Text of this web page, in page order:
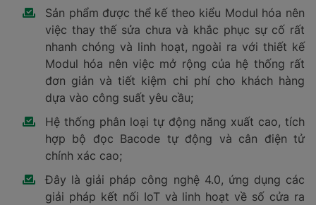
Sản phẩm được thể kế theo kiểu Modul hóa nên
việc thay thế sửa chưa và khắc phục sự cố rất
nhanh chóng và linh hoạt, ngoài ra với thiết kế
Modul hóa nên việc mở rộng của hệ thống rất
đơn giản và tiết kiệm chi phí cho khách hàng
dựa vào công suất yêu cầu;
Hệ thống phân loại tự động năng xuất cao, tích
hợp bộ đọc Bacode tự động và cân điện tử
chính xác cao;
Đây là giải pháp công nghệ 4.0, ứng dụng các
giải pháp kết nối IoT và linh hoạt về số cửa ra